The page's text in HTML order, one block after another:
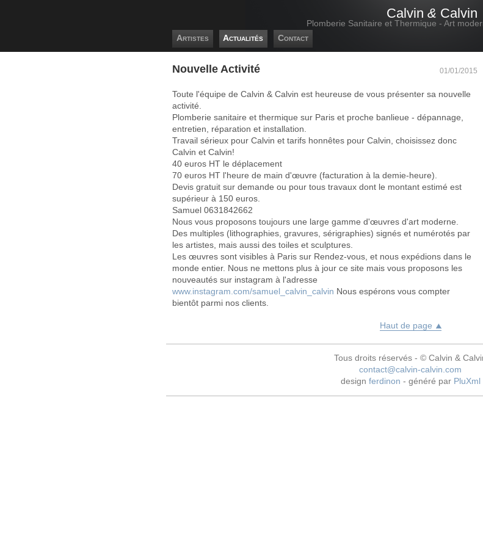
Nouvelle Activité 01/01/2015
Toute l'équipe de Calvin & Calvin est heureuse de vous présenter sa nouvelle
activité.
Plomberie sanitaire et thermique sur Paris et proche banlieue - dépannage,
entretien, réparation et installation.
Travail sérieux pour Calvin et tarifs honnêtes pour Calvin, choisissez donc
Calvin et Calvin!
40 euros HT le déplacement
70 euros HT l'heure de main d'œuvre (facturation à la demie-heure).
Devis gratuit sur demande ou pour tous travaux dont le montant estimé est
supérieur à 150 euros.
Samuel 0631842662
Nous vous proposons toujours une large gamme d'œuvres d'art moderne.
Des multiples (lithographies, gravures, sérigraphies) signés et numérotés par
les artistes, mais aussi des toiles et sculptures.
Les œuvres sont visibles à Paris sur Rendez-vous, et nous expédions dans le
monde entier. Nous ne mettons plus à jour ce site mais vous proposons les
nouveautés sur instagram à l'adresse
www.instagram.com/samuel_calvin_calvin Nous espérons vous compter
bientôt parmi nos clients.
Haut de page
Tous droits réservés - © Calvin &
contact@calvin-calvin.com
design ferdinon - généré par PluXml
Calvin & Calvin
Plomberie Sanitaire et Thermique - Art
Artistes
Actualités Contact